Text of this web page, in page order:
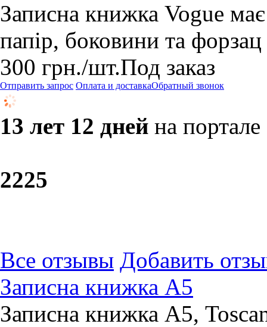
Записна книжка Vogue
папір, боковини та
300 грн./шт.Под заказ
Отправить запрос Оплата и доставкаОбратный звонок
13 лет 12 дней на портале
2225
Все отзывы Добавить
Записна книжка А5
Записна книжка А5,